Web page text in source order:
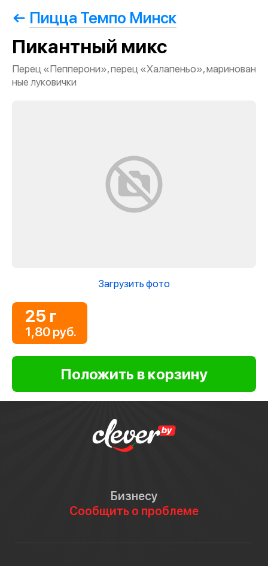
Пицца Темпо Минск
Пикантный микс
Перец «Пепперони», перец «Халапеньо», маринован
ные луковички
Загрузить фото
25 г
1,80 руб.
Бизнесу
Сообщить о проблеме